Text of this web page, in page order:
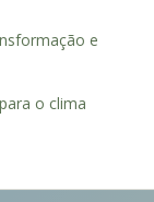
e
o clima